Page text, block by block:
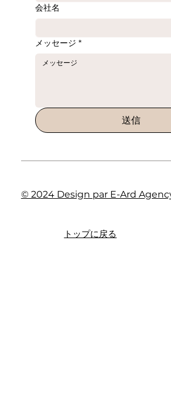
会社名
メッセージ *
送信
トップに戻る
© 2024 Design par E-Ard